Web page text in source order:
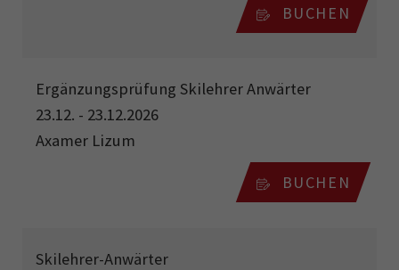
BUCHEN
Ergänzungsprüfung Skilehrer Anwärter
23.12. - 23.12.2026
Axamer Lizum
BUCHEN
Skilehrer-Anwärter